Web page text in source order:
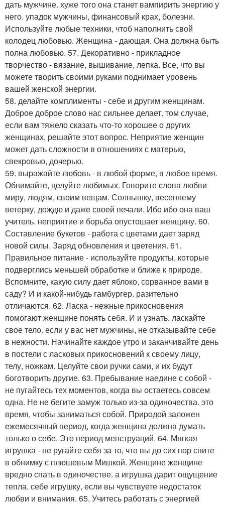
дать мужчине. хуже того она станет вампирить энергию у
него. упадок мужчины, финансовый крах, болезни.
Используйте любые техники, чтоб наполнить свой
колодец любовью. Женщина - дающая. Она должна быть
полна любовью. 57. Декоративно - прикладное
творчество - вязание, вышивание, лепка. Все, что вы
можете творить своими руками поднимает уровень
вашей женской энергии.
58. делайте комплименты - себе и другим женщинам.
Доброе доброе слово нас сильнее делает. том случае,
если вам тяжело сказать что-то хорошее о других
женщинах, решайте этот вопрос. Неприятие женщин
может дать сложности в отношениях с матерью,
свекровью, дочерью.
59. выражайте любовь - в любой форме, в любое время.
Обнимайте, целуйте любимых. Говорите слова любви
миру, людям, своим вещам. Солнышку, весеннему
ветерку, дождю и даже своей печали. Ибо ибо она ваш
учитель. неприятие и борьба опустошает женщину. 60.
Составление букетов - работа с цветами дает заряд
новой силы. Заряд обновления и цветения. 61.
Правильное питание - используйте продукты, которые
подверглись меньшей обработке и ближе к природе.
Вспомните, какую силу дает яблоко, сорванное вами в
саду? И и какой-нибудь гамбургер. разительно
отличаются. 62. Ласка - нежные прикосновения
помогают женщине понять себя. И и узнать. ласкайте
свое тело. если у вас нет мужчины, не отказывайте себе
в нежности. Начинайте каждое утро и заканчивайте день
в постели с ласковых прикосновений к своему лицу,
телу, ножкам. Целуйте свои ручки сами, и их будут
боготворить другие. 63. Пребывание наедине с собой -
не пугайтесь тех моментов, когда вы остаетесь совсем
одна. Не не бегите замуж только из-за одиночества. это
время, чтобы заниматься собой. Природой заложен
ежемесячный период, когда женщина должна думать
только о себе. Это период менструаций. 64. Мягкая
игрушка - не ругайте себя за то, что вы до сих пор спите
в обнимку с плюшевым Мишкой. Женщине женщине
вредно спать в одиночестве. а игрушка дарит ощущение
тепла. себе игрушку, если вы чувствуете недостаток
любви и внимания. 65. Учитесь работать с энергией